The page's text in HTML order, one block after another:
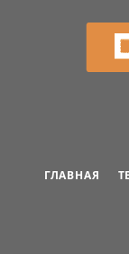
ГЛАВНАЯ